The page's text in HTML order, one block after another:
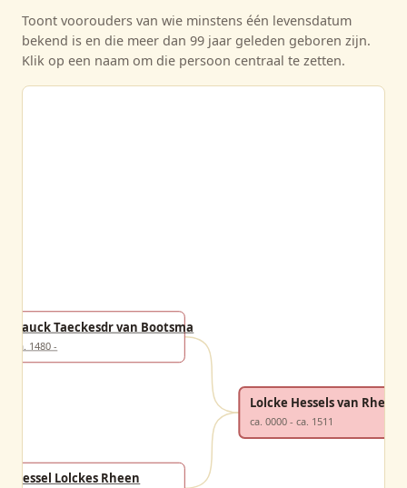
Toont voorouders van wie minstens één levensdatum
bekend is en die meer dan 99 jaar geleden geboren zijn.
Klik op een naam om die persoon centraal te zetten.
Bauck Taeckesdr van Bootsma
ca. 1480 -
Hessel Lolckes Rheen
Lolcke Hessels van Rheen
ca. 0000 - ca. 1511